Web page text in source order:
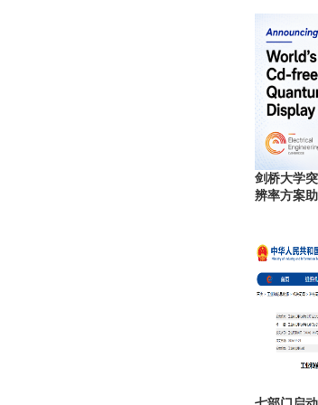
剑桥大学
辨率方案